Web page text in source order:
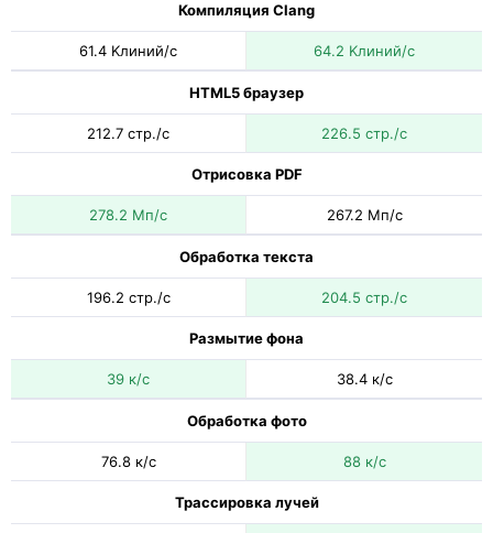
Компиляция Clang
61.4 Kлиний/с 64.2 Kлиний/с
HTML5 браузер
212.7 стр./с 226.5 стр./с
Отрисовка PDF
278.2 Мп/с 267.2 Мп/с
Обработка текста
196.2 стр./с 204.5 стр./с
Размытие фона
39 к/с 38.4 к/с
Обработка фото
76.8 к/с 88 к/с
Трассировка лучей